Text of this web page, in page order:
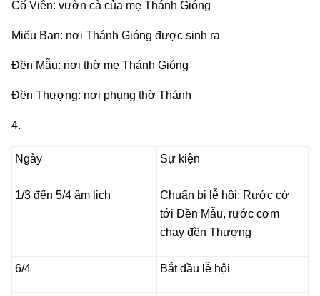
Cố Viên: vườn cà của mẹ Thánh Gióng
Miếu Ban: nơi Thánh Gióng được sinh ra
Đền Mẫu: nơi thờ mẹ Thánh Gióng
Đền Thượng: nơi phụng thờ Thánh
4.
Ngày Sự kiện
1/3 đến 5/4 âm lịch
Chuẩn bị lễ hội: Rước cờ
tới Đền Mẫu, rước cơm
chay đền Thượng
6/4 Bắt đầu lễ hội